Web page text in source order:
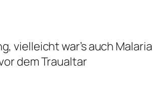
vielleicht war’s auch Malaria
dem Traualtar